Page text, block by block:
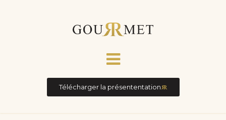
Télécharger la présententation